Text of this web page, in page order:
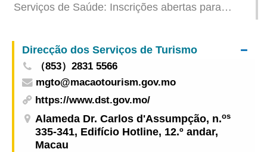
Serviços de Saúde: Inscrições abertas para
Fevereiro
Direcção dos Serviços de Turismo
（853）2831 5566
mgto@macaotourism.gov.mo
https://www.dst.gov.mo/
Alameda Dr. Carlos d'Assumpção, n.os
335-341, Edifício Hotline, 12.º andar,
Macau